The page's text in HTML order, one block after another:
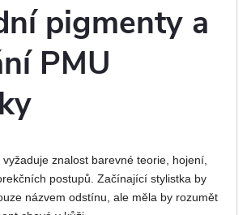
pigmenty a
PMU
znalost barevné teorie, hojení,
postupů. Začínající stylistka by
názvem odstínu, ale měla by rozumět